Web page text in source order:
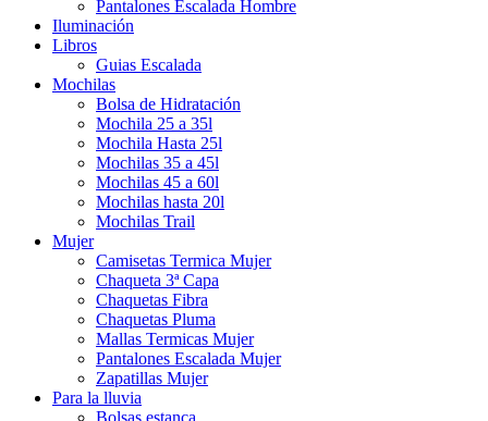
Pantalones Escalada Hombre
Iluminación
Libros
Guias Escalada
Mochilas
Bolsa de Hidratación
Mochila 25 a 35l
Mochila Hasta 25l
Mochilas 35 a 45l
Mochilas 45 a 60l
Mochilas hasta 20l
Mochilas Trail
Mujer
Camisetas Termica Mujer
Chaqueta 3ª Capa
Chaquetas Fibra
Chaquetas Pluma
Mallas Termicas Mujer
Pantalones Escalada Mujer
Zapatillas Mujer
Para la lluvia